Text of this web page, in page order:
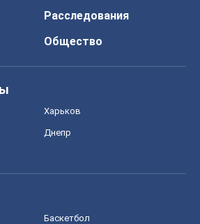
Расследования
Общество
Харьков
Днепр
Баскетбол